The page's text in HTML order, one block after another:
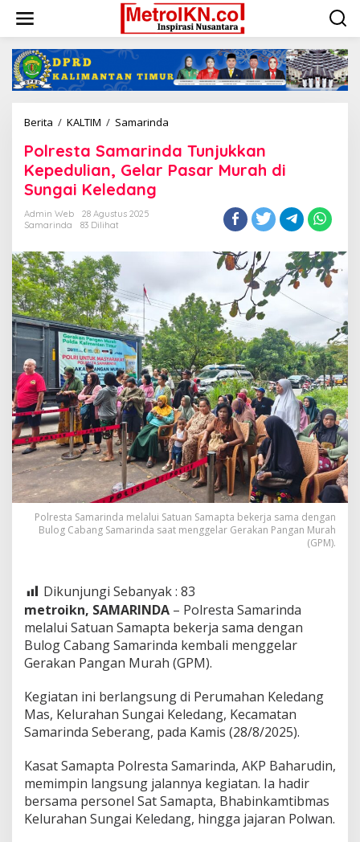
konten
Berita / KALTIM / Samarinda
Tunjukkan
Kepedulian,
Gelar
Keledang
Polresta Samarinda Tunjukkan
Kepedulian, Gelar Pasar Murah di
Sungai Keledang
Admin Web
28 Agustus 2025
Samarinda
83 Dilihat
Polresta Samarinda melalui Satuan Samapta bekerja sama dengan
Bulog Cabang Samarinda saat menggelar Gerakan Pangan Murah
(GPM).
Dikunjungi Sebanyak : 83
metroikn, SAMARINDA – Polresta Samarinda
melalui Satuan Samapta bekerja sama dengan
Bulog Cabang Samarinda kembali menggelar
Gerakan Pangan Murah (GPM).
Kegiatan ini berlangsung di Perumahan Keledang
Mas, Kelurahan Sungai Keledang, Kecamatan
Samarinda Seberang, pada Kamis (28/8/2025).
Kasat Samapta Polresta Samarinda, AKP Baharudin,
memimpin langsung jalannya kegiatan. Ia hadir
bersama personel Sat Samapta, Bhabinkamtibmas
Kelurahan Sungai Keledang, hingga jajaran Polwan.